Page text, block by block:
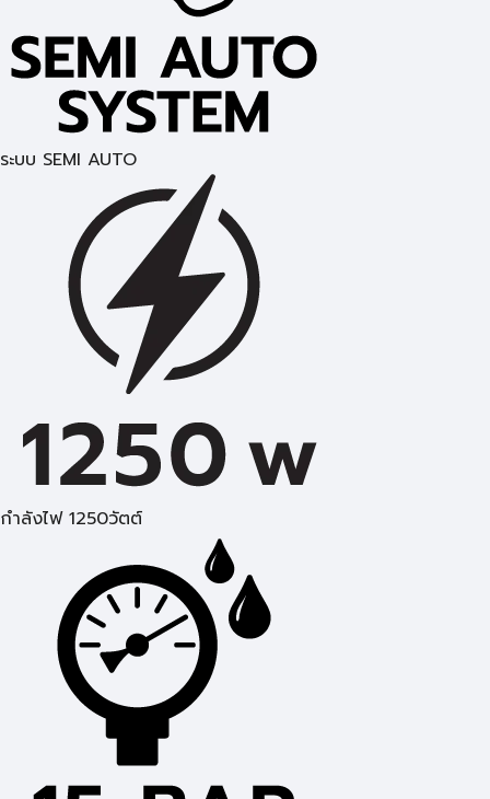
ระบบ SEMI AUTO
กำลังไฟ 1250วัตต์